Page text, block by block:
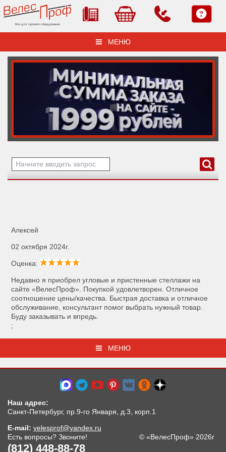
Все для торгового оборудования
МЕНЮ
Алексей
02 октября 2024г.
Оценка:
Недавно я приобрел угловые и пристенные стеллажи на
сайте «ВелесПроф». Покупкой удовлетворен. Отличное
соотношение цены/качества. Быстрая доставка и отличное
обслуживание, консультант помог выбрать нужный товар.
Буду заказывать и впредь.
;
МЕНЮ
Наш адрес:
Санкт-Петербург, пр.9-го Января, д.3, корп.1
E-mail: velesprof@yandex.ru
Есть вопросы? Звоните!
(812) 448-88-78
© «ВелесПроф» 2026г